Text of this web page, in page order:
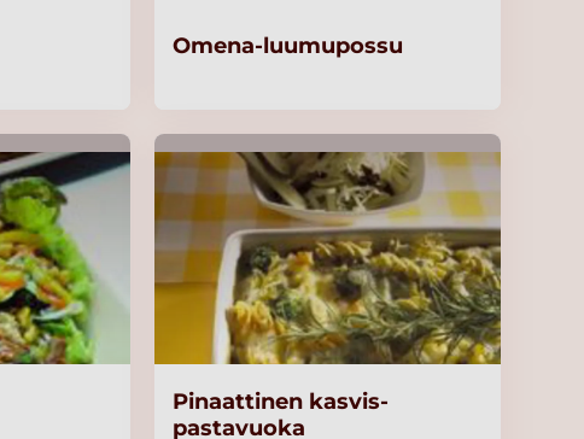
Omena-luumupossu
Pinaattinen kasvis-
pastavuoka